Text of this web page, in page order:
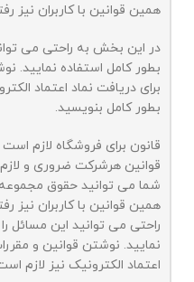
همین قوانین با کاربران نیز
در این بخش به راحتی می
بطور کامل استفاده نمایید.
برای دریافت نماد اعتماد
بطور کامل بنویسید.
قانون برای فروشگاه لازم است
قوانین هرشرکت ضروری و
شما می توانید حقوق
همین قوانین با کاربران
راحتی می توانید این مسائل
نمایید. نوشتن قوانین و
اعتماد الکترونیک نیز لازم